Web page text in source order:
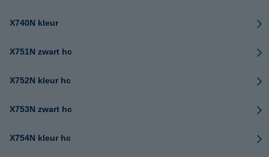
X740N kleur
X751N zwart hc
X752N kleur hc
X753N zwart hc
X754N kleur hc